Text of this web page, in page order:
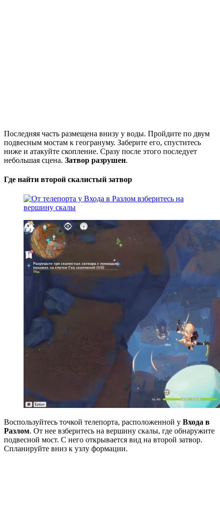
Последняя часть размещена внизу у воды. Пройдите по двум
подвесным мостам к геогрануму. Заберите его, спуститесь
ниже и атакуйте скопление. Сразу после этого последует
небольшая сцена. Затвор разрушен.
Где найти второй скалистый затвор
Воспользуйтесь точкой телепорта, расположенной у Входа в
Разлом. От нее взберитесь на вершину скалы, где обнаружите
подвесной мост. С него открывается вид на второй затвор.
Спланируйте вниз к узлу формации.